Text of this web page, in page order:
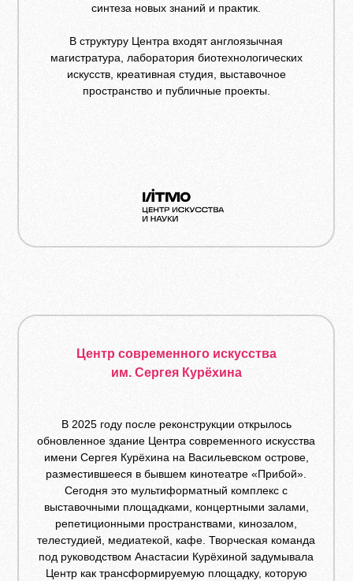
синтеза новых знаний и практик.
В структуру Центра входят англоязычная
магистратура, лаборатория биотехнологических
искусств, креативная студия, выставочное
пространство и публичные проекты.
В 2025 году после реконструкции открылось
обновленное здание Центра современного искусства
имени Сергея Курёхина на Васильевском острове,
разместившееся в бывшем кинотеатре «Прибой».
Сегодня это мультиформатный комплекс с
выставочными площадками, концертными залами,
репетиционными пространствами, кинозалом,
телестудией, медиатекой, кафе. Творческая команда
под руководством Анастасии Курёхиной задумывала
Центр как трансформируемую площадку, которую
Центр современного искусства
им. Сергея Курёхина